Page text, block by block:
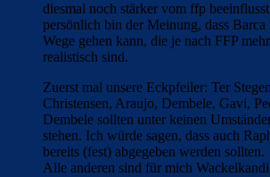
diesmal noch stärker vom ffp
persönlich bin der Meinung, dass
Wege gehen kann, die je nach FFP
realistisch sind.
Zuerst mal unsere Eckpfeiler: Ter
Christensen, Araujo, Dembele, Gavi,
Dembele sollten unter keinen
stehen. Ich würde sagen, dass auch
bereits (fest) abgegeben werden sollten.
Alle anderen sind für mich